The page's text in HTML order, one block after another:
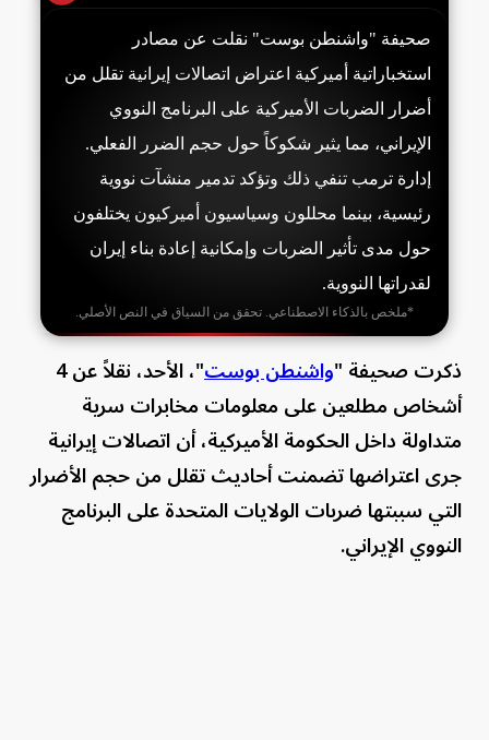
صحيفة "واشنطن بوست" نقلت عن مصادر
استخباراتية أميركية اعتراض اتصالات إيرانية تقلل من
أضرار الضربات الأميركية على البرنامج النووي
الإيراني، مما يثير شكوكاً حول حجم الضرر الفعلي.
إدارة ترمب تنفي ذلك وتؤكد تدمير منشآت نووية
رئيسية، بينما محللون وسياسيون أميركيون يختلفون
حول مدى تأثير الضربات وإمكانية إعادة بناء إيران
لقدراتها النووية.
*ملخص بالذكاء الاصطناعي. تحقق من السياق في النص الأصلي.
ذكرت صحيفة "واشنطن بوست
"، الأحد، نقلاً عن 4
أشخاص مطلعين على معلومات مخابرات سرية
متداولة داخل الحكومة الأميركية، أن اتصالات إيرانية
جرى اعتراضها تضمنت أحاديث تقلل من حجم الأضرار
التي سببتها ضربات الولايات المتحدة على البرنامج
النووي الإيراني.